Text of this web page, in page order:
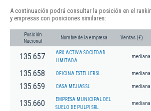
A continuación podrá consultar la posición en el
y empresas con posiciones similares:
Posición
Nacional
Nombre de la empresa Ventas (€)
135.657
ARX ACTIVA SOCIEDAD
LIMITADA.
mediana
135.658 OFICINA ESTELLER SL. mediana
135.659 CASA MEJIAS SL mediana
135.660
EMPRESA MUNICIPAL DEL
SUELO DE PULPI SRL
mediana